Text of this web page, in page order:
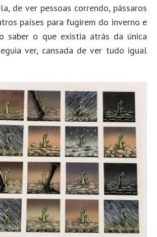
de ver pessoas correndo, pássaros
países para fugirem do inverno e
saber o que existia atrás da única
ver, cansada de ver tudo igual